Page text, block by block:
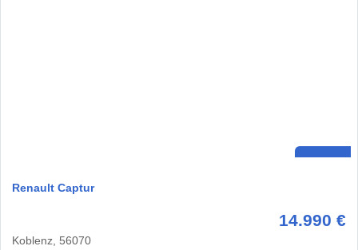
Renault Captur
14.990 €
Koblenz, 56070